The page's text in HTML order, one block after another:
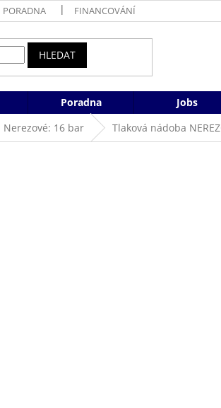
PORADNA FINANCOVÁNÍ
HLEDAT
Poradna Jobs
Nerezové: 16 bar Tlaková nádoba